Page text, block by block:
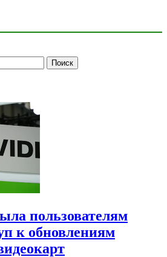
пользователям
к обновлениям